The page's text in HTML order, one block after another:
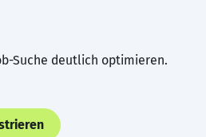
Suche deutlich optimieren.